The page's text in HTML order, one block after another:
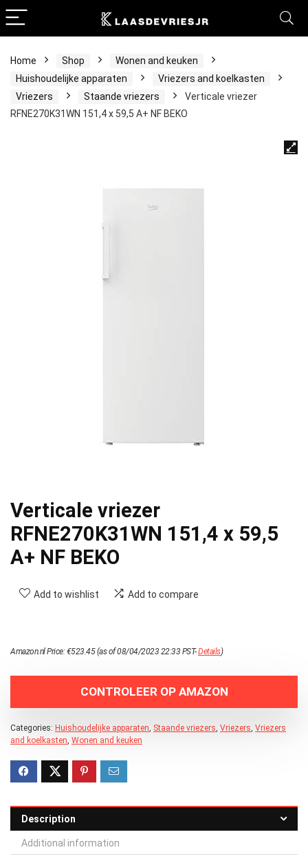
Home Shop
Wonen and keuken
Huishoudelijke apparaten
Vriezers and koelkasten
Vriezers
Staande vriezers
Verticale vriezer
RFNE270K31WN 151,4 x 59,5 A+ NF BEKO
Verticale vriezer
RFNE270K31WN 151,4 x 59,5
A+ NF BEKO
Add to wishlist Add to compare
Amazon.nl Price:€523.45(as of 08/04/2023 22:33 PST-Details)
CONTROLEER OP AMAZON
Categories: Huishoudelijke apparaten, Staande vriezers, Vriezers, Vriezers
and koelkasten, Wonen and keuken
Description
Additional information